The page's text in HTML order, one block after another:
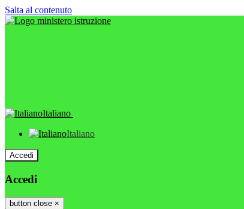
Salta al contenuto
Italiano
Italiano
Accedi
Accedi
button close ×